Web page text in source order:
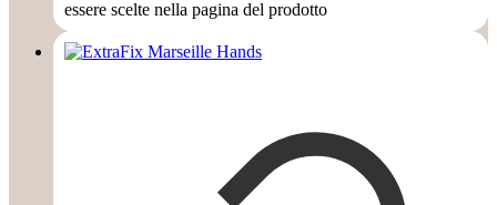
essere scelte nella pagina del prodotto